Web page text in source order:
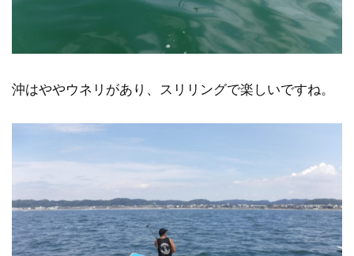
沖はややウネリがあり、スリリングで楽しいですね。